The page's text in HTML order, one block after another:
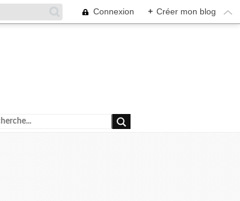
Connexion + Créer mon blog